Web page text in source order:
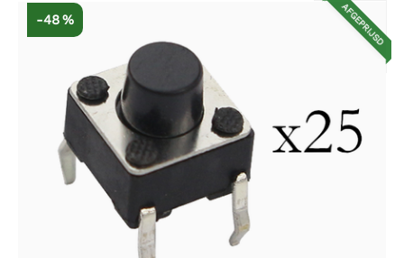
AFGEPRIJSD
-48 %